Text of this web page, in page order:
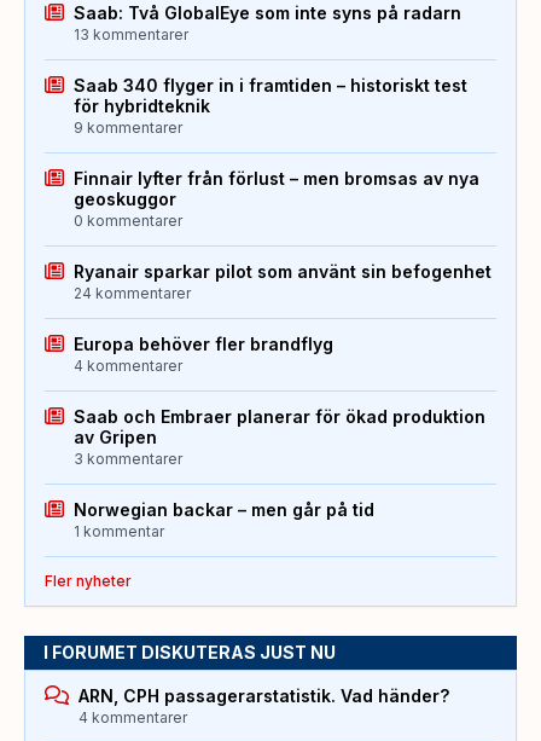
Saab: Två GlobalEye som inte syns på radarn
13 kommentarer
Saab 340 flyger in i framtiden – historiskt test
för hybridteknik
9 kommentarer
Finnair lyfter från förlust – men bromsas av nya
geoskuggor
0 kommentarer
Ryanair sparkar pilot som använt sin befogenhet
24 kommentarer
Europa behöver fler brandflyg
4 kommentarer
Saab och Embraer planerar för ökad produktion
av Gripen
3 kommentarer
Norwegian backar – men går på tid
1 kommentar
Fler nyheter
I FORUMET DISKUTERAS JUST NU
ARN, CPH passagerarstatistik. Vad händer?
4 kommentarer